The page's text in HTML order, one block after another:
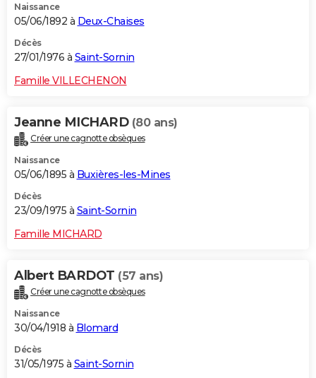
Naissance
05/06/1892 à Deux-Chaises
Décès
27/01/1976 à Saint-Sornin
Famille VILLECHENON
Jeanne MICHARD (80 ans)
Créer une cagnotte obsèques
Naissance
05/06/1895 à Buxières-les-Mines
Décès
23/09/1975 à Saint-Sornin
Famille MICHARD
Albert BARDOT (57 ans)
Créer une cagnotte obsèques
Naissance
30/04/1918 à Blomard
Décès
31/05/1975 à Saint-Sornin